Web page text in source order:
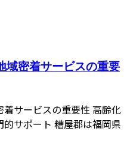
域密着サービスの重要
サービスの重要性 高齢化
サポート 糟屋郡は福岡県